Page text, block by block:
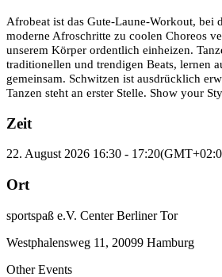
Afrobeat ist das Gute-Laune-Workout, bei
moderne Afroschritte zu coolen Choreos
unserem Körper ordentlich einheizen.
traditionellen und trendigen Beats, lernen
gemeinsam. Schwitzen ist ausdrücklich
Tanzen steht an erster Stelle. Show your
Zeit
22. August 2026 16:30 - 17:20
Ort
sportspaß e.V. Center Berliner Tor
Westphalensweg 11, 20099 Hamburg
Other Events